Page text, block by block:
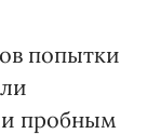
попытки
пробным